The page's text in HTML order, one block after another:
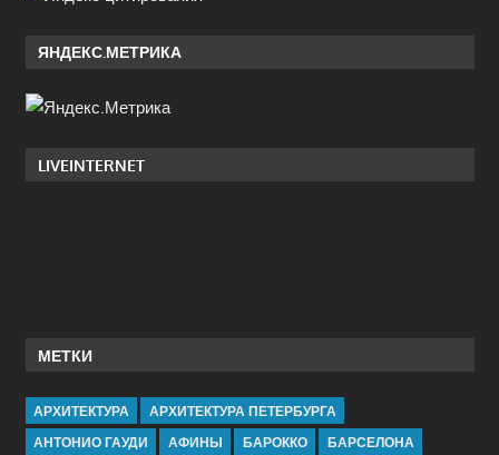
ЯНДЕКС.МЕТРИКА
LIVEINTERNET
МЕТКИ
АРХИТЕКТУРА
АРХИТЕКТУРА ПЕТЕРБУРГА
АНТОНИО ГАУДИ
АФИНЫ БАРОККО БАРСЕЛОНА